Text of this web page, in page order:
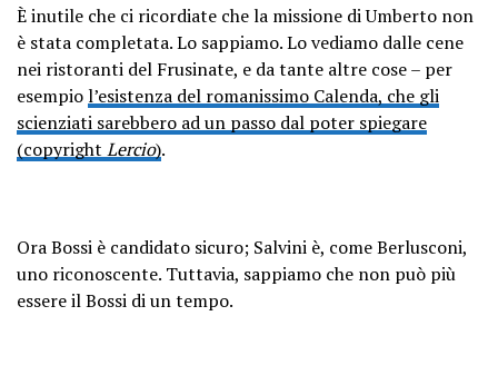
È inutile che ci ricordiate che la missione di Umberto non
è stata completata. Lo sappiamo. Lo vediamo dalle cene
nei ristoranti del Frusinate, e da tante altre cose – per
esempiol’esistenza del romanissimo Calenda, che gli
scienziati sarebbero ad un passo dal poter spiegare
(copyright Lercio).
Ora Bossi è candidato sicuro; Salvini è, come Berlusconi,
uno riconoscente. Tuttavia, sappiamo che non può più
essere il Bossi di un tempo.